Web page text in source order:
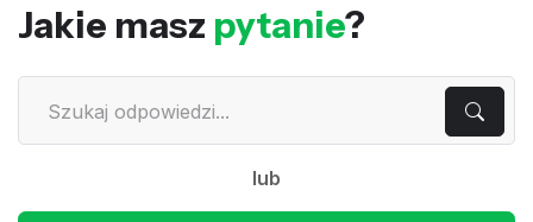
Jakie masz pytanie?
lub